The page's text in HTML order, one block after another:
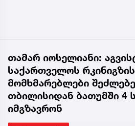
თამარ იოსელიანი:
საქართველოს რკინიგზის
მომხმარებლები
თბილისიდან ბათუმში 4
იმგზავრონ